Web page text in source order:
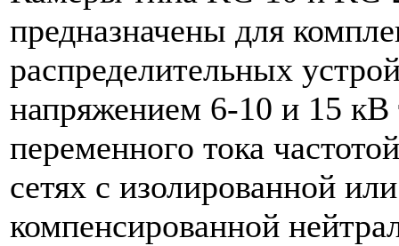
предназначены для
распределительных
напряжением 6-10 и 15 кВ
переменного тока
сетях с изолированной или
компенсированной